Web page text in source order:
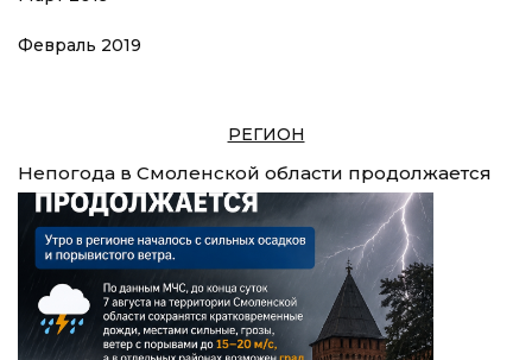
Февраль 2019
РЕГИОН
Непогода в Смоленской области продолжается